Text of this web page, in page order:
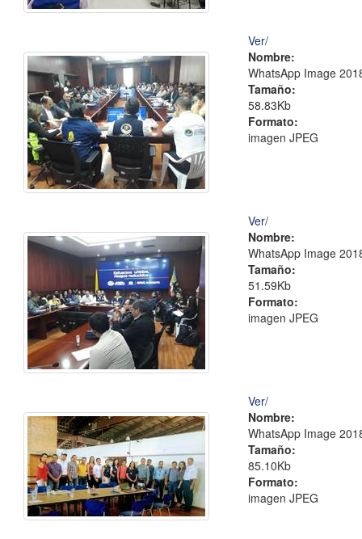
Ver/
Nombre:
WhatsApp Image
Tamaño:
58.83Kb
Formato:
imagen JPEG
Ver/
Nombre:
WhatsApp Image
Tamaño:
51.59Kb
Formato:
imagen JPEG
Ver/
Nombre:
WhatsApp Image
Tamaño:
85.10Kb
Formato:
imagen JPEG